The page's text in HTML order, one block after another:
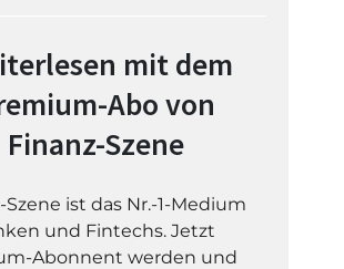
mit dem
Abo von
Finanz-Szene
Szene ist das Nr.-1-Medium
und Fintechs. Jetzt
Abonnent werden und